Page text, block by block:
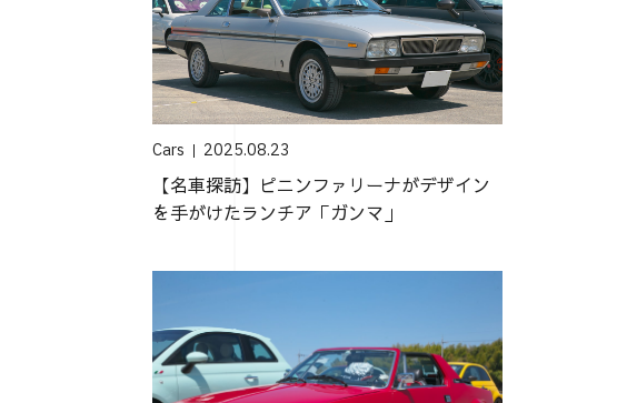
Cars 2025.08.23
【名車探訪】ピニンファリーナがデザイン
を手がけたランチア「ガンマ」